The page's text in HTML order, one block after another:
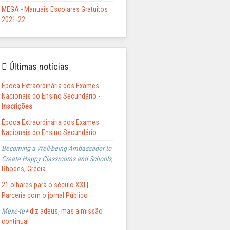
MEGA - Manuais Escolares Gratuitos
2021-22
Últimas notícias
Época Extraordinária dos Exames
Nacionais do Ensino Secundário -
Inscrições
Época Extraordinária dos Exames
Nacionais do Ensino Secundário
Becoming a Well-being Ambassador to
Create Happy Classrooms and Schools,
Rhodes, Grécia
21 olhares para o século XXI |
Parceria com o jornal Público
Mexe-te+diz adeus, mas a missão
continua!